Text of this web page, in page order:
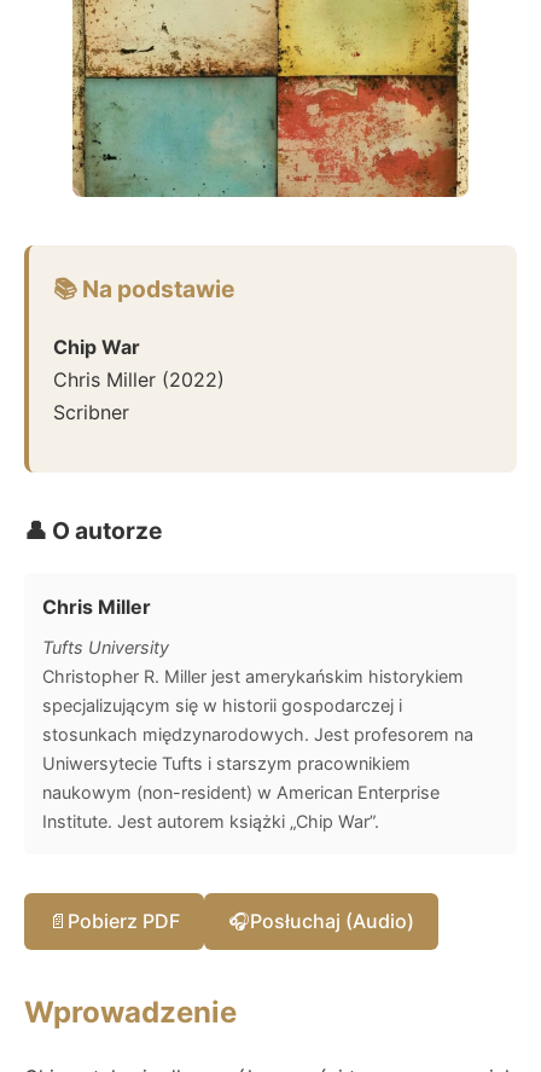
📚 Na podstawie
Chip War
Chris Miller (2022)
Scribner
👤 O autorze
Chris Miller
Tufts University
Christopher R. Miller jest amerykańskim historykiem
specjalizującym się w historii gospodarczej i
stosunkach międzynarodowych. Jest profesorem na
Uniwersytecie Tufts i starszym pracownikiem
naukowym (non-resident) w American Enterprise
Institute. Jest autorem książki „Chip War”.
📄 Pobierz PDF 🎧Posłuchaj (Audio)
Wprowadzenie